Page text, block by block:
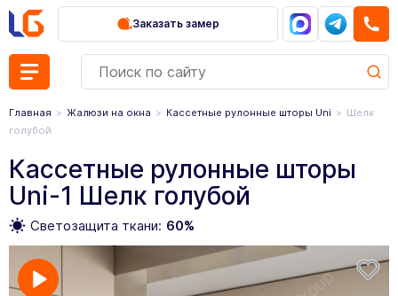
Заказать замер
Главная Жалюзи на окна Кассетные рулонные шторы Uni
Шелк
голубой
Кассетные рулонные шторы
Uni-1 Шелк голубой
Светозащита ткани: 60%